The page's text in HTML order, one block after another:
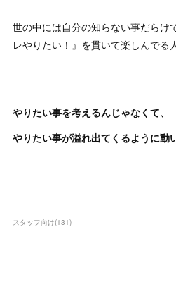
世の中には自分の知らない事だらけ
レやりたい！』を貫いて楽しんでる
やりたい事を考えるんじゃなくて、
やりたい事が溢れ出てくるように動
スタッフ向け(131)